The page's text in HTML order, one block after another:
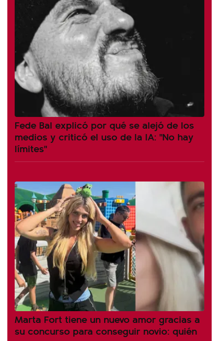
Fede Bal explicó por qué se alejó de los
medios y criticó el uso de la IA: "No hay
límites"
Marta Fort tiene un nuevo amor gracias a
su concurso para conseguir novio: quién